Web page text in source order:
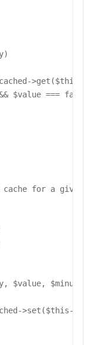
>get($this-
$value === false)
for a given
$value, $minutes)
>set($this-